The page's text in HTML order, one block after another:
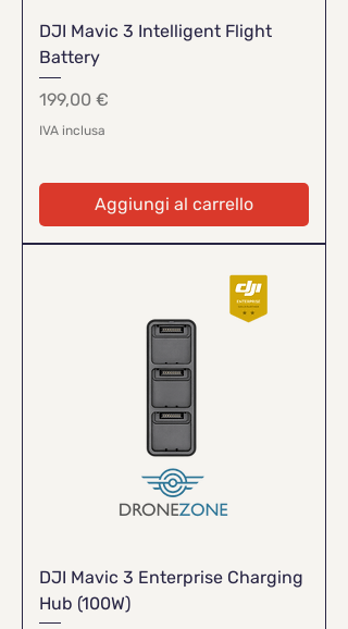
DJI Mavic 3 Intelligent Flight
Battery
Prezzo
199,00 €
IVA inclusa
Aggiungi al carrello
DJI Mavic 3 Enterprise Charging
Hub (100W)